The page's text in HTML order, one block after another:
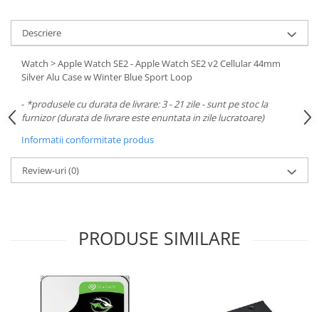
Descriere
Watch > Apple Watch SE2 - Apple Watch SE2 v2 Cellular 44mm
Silver Alu Case w Winter Blue Sport Loop
- *produsele cu durata de livrare: 3 - 21 zile - sunt pe stoc la
furnizor (durata de livrare este enuntata in zile lucratoare)
Informatii conformitate produs
Review-uri(0)
PRODUSE SIMILARE